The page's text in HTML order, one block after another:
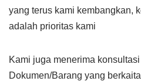
yang terus kami kembangkan,
adalah prioritas kami
Kami juga menerima
Dokumen/Barang yang